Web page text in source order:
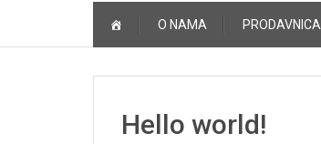
content
O NAMA PRODAVNICA
Hello world!